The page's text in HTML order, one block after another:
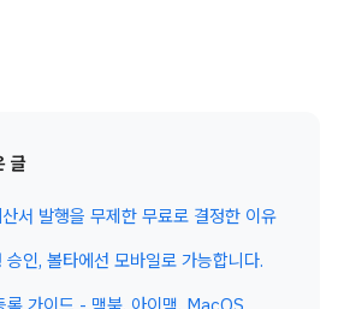
글
서 발행을 무제한 무료로 결정한 이유
인, 볼타에선 모바일로 가능합니다.
록 가이드 - 맥북, 아이맥, MacOS